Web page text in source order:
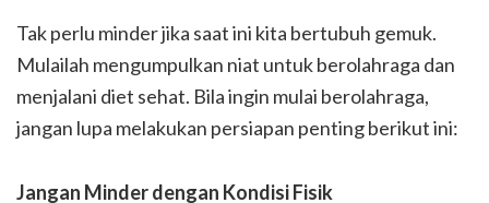
Tak perlu minder jika saat ini kita bertubuh gemuk.
Mulailah mengumpulkan niat untuk berolahraga dan
menjalani diet sehat. Bila ingin mulai berolahraga,
jangan lupa melakukan persiapan penting berikut ini:
Jangan Minder dengan Kondisi Fisik